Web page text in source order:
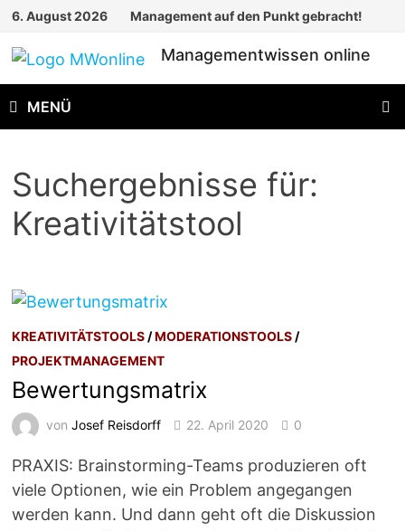
Zum
springen
6. August 2026 Management auf den Punkt gebracht!
Managementwissen online
MENÜ
Suchergebnisse für:
Kreativitätstool
KREATIVITÄTSTOOLS /MODERATIONSTOOLS /
PROJEKTMANAGEMENT
Bewertungsmatrix
vonJosef Reisdorff 22. April 2020 0
PRAXIS: Brainstorming-Teams produzieren oft
viele Optionen, wie ein Problem angegangen
werden kann. Und dann geht oft die Diskussion